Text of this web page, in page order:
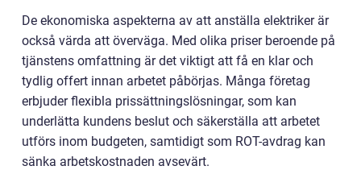
De ekonomiska aspekterna av att anställa elektriker är
också värda att överväga. Med olika priser beroende på
tjänstens omfattning är det viktigt att få en klar och
tydlig offert innan arbetet påbörjas. Många företag
erbjuder flexibla prissättningslösningar, som kan
underlätta kundens beslut och säkerställa att arbetet
utförs inom budgeten, samtidigt som ROT-avdrag kan
sänka arbetskostnaden avsevärt.